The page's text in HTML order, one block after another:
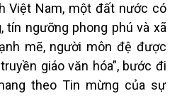
Việt Nam, một đất nước có
tín ngưỡng phong phú và xã
mẽ, người môn đệ được
giáo văn hóa”, bước đi
theo Tin mừng của sự